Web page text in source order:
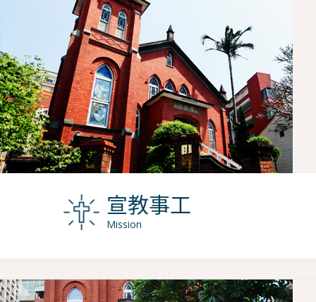
宣教事工
Mission